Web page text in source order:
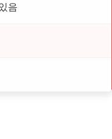
음